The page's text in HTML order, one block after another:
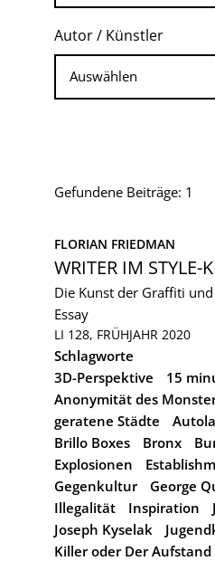
Autor / Künstler
Gefundene Beiträge: 1
FLORIAN FRIEDMAN
WRITER IM STYLE-
Die Kunst der Graffiti
Essay
LI 128, FRÜHJAHR 2020
Schlagworte
3D-Perspektive
15
Anonymität des
geratene Städte
Brillo Boxes
Bronx
Explosionen
Gegenkultur
George
Illegalität
Inspiration
Joseph Kyselak
Killer oder Der